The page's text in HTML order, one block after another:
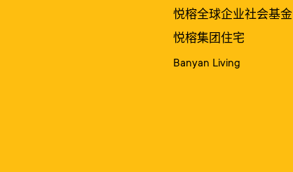
悦榕全球企业社会基金
悦榕集团住宅
Banyan Living